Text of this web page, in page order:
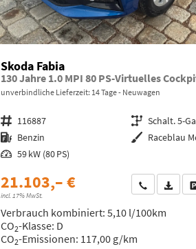
Skoda Fabia
unverbindliche Lieferzeit: 14 Tage Neuwagen
Fahrzeugnr. 116887 Getriebe Schalt. 5-
Kraftstoff Benzin Außenfarbe Raceblau
Leistung 59 kW (80 PS)
21.103,– €
incl. 17% MwSt.
Wir rufen Sie
Verbrauch kombiniert: 5,10 l/100km
CO2-Klasse: D
CO2-Emissionen: 117,00 g/km